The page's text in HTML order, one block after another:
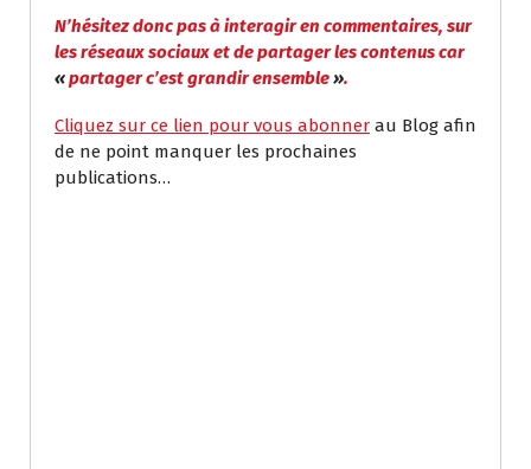
N’hésitez donc pas à interagir en commentaires, sur
les réseaux sociaux et de partager les contenus car
«partager c’est grandir ensemble».
Cliquez sur ce lien pour vous abonner au Blog afin
de ne point manquer les prochaines
publications…